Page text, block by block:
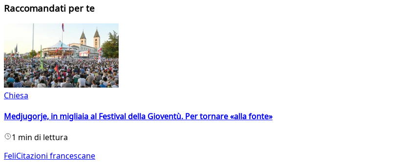
Raccomandati per te
Chiesa
Medjugorje, in migliaia al Festival della Gioventù. Per tornare «alla fonte»
1 min di lettura
FeliCitazioni francescane